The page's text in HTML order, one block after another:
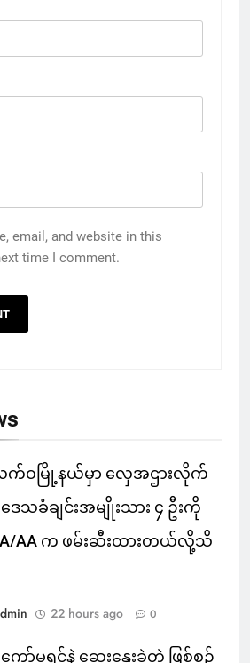
email, and website in this
time I comment.
က်ဝမြို့နယ်မှာ လှေအဌားလိုက်
ေသခံချင်းအမျိုးသား ၄ ဦးကို
AA က ဖမ်းဆီးထားတယ်လို့သိ
22 hours ago 0
ော်မရှင်နဲ့ ဆွေးနွေးခဲ့တဲ့ ဖြစ်စဉ်